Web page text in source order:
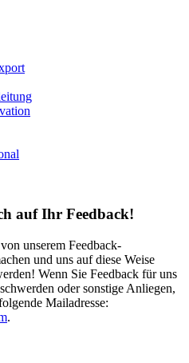
auf Ihr Feedback!
unserem Feedback-
und uns auf diese Weise
Wenn Sie Feedback für uns
oder sonstige Anliegen,
Mailadresse:
.